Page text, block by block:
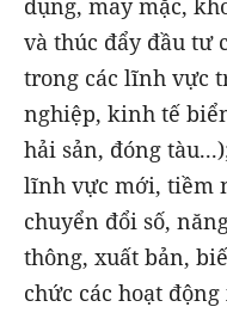
dụng, may mặc,
và thúc đẩy đầu tư
trong các lĩnh vực
nghiệp, kinh tế
hải sản, đóng
lĩnh vực mới, tiềm
chuyển đổi số,
thông, xuất bản,
chức các hoạt